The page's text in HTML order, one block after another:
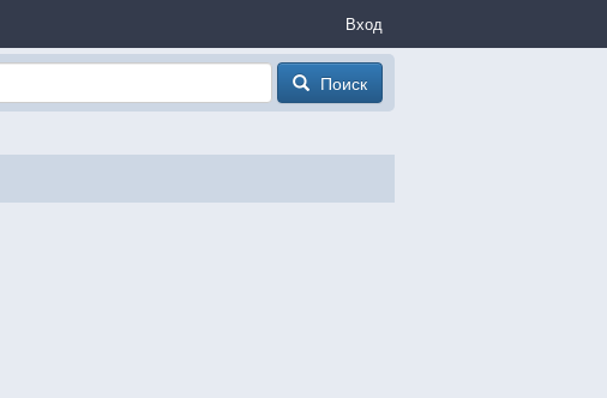
Вход
Поиск